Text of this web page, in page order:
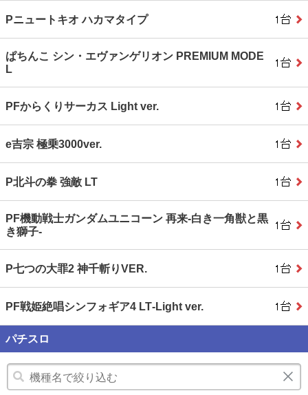
Pニュートキオ ハカマタイプ
ぱちんこ シン・エヴァンゲリオン PREMIUM MODE
L
PFからくりサーカス Light ver.
e吉宗 極乗3000ver.
P北斗の拳 強敵 LT
PF機動戦士ガンダムユニコーン 再来‐白き一角獣と黒
き獅子‐
P七つの大罪2 神千斬りVER.
PF戦姫絶唱シンフォギア4 LT‐Light ver.
パチスロ